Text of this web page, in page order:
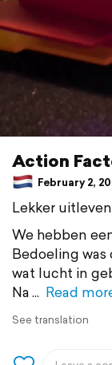
Action
February 2,
Lekker
We hebben
Bedoeling
wat lucht in
Na
Read
See translation